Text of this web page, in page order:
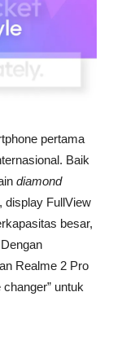
pertama
Baik
diamond
display FullView
besar,
Realme 2 Pro
untuk